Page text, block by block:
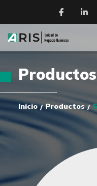
Productos
Inicio / Productos /